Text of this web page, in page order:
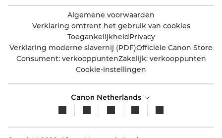
Algemene voorwaarden
Verklaring omtrent het gebruik van cookies
ToegankelijkheidPrivacy
Verklaring moderne slavernij (PDF)Officiële Canon Store
Consument: verkooppuntenZakelijk: verkooppunten
Cookie-instellingen
Canon Netherlands